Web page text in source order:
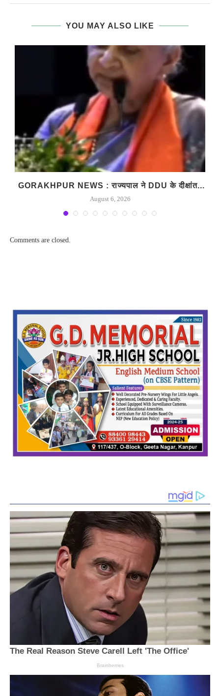
YOU MAY ALSO LIKE
GORAKHPUR NEWS : राज्यपाल ने DDU के दीक्षांत...
August 6, 2026
Comments are closed.